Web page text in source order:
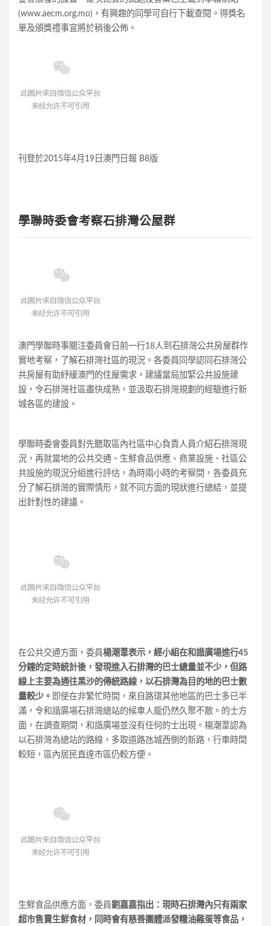
(www.aecm.org.mo)，有興趣的同學可自行下載查閱。得獎名
單及頒獎禮事宜將於稍後公佈。
刊登於2015年4月19日澳門日報 B8版
學聯時委會考察石排灣公屋群
澳門學聯時事關注委員會日前一行18人到石排灣公共房屋群作
實地考察，了解石排灣社區的現況。各委員同學認同石排灣公
共房屋有助紓緩澳門的住屋需求，建議當局加緊公共設施建
設，令石排灣社區盡快成熟，並汲取石排灣規劃的經驗進行新
城各區的建設。
學聯時委會委員對先聽取區內社區中心負責人員介紹石排灣現
況，再就當地的公共交通、生鮮食品供應、商業設施、社區公
共設施的現況分組進行評估，為時兩小時的考察間，各委員充
分了解石排灣的實際情形，就不同方面的現狀進行總結，並提
出針對性的建議。
在公共交通方面，委員楊潮葦表示，經小組在和諧廣場進行45
分鐘的定時統計後，發現進入石排灣的巴士總量並不少，但路
線上主要為通往黑沙的傳統路線，以石排灣為目的地的巴士數
量較少。 即使在非繁忙時間，來自路環其他地區的巴士多已半
滿，令和諧廣場石排灣總站的候車人龍仍然久聚不散。的士方
面，在調查期間，和諧廣場並沒有任何的士出現。楊潮葦認為
以石排灣為總站的路線，多取道路氹城西側的新路，行車時間
較短，區內居民直達市區仍較方便。
生鮮食品供應方面，委員劉嘉嘉指出：現時石排灣內只有兩家
超市售賣生鮮食材，同時會有慈善團體派發糧油雞蛋等食品，